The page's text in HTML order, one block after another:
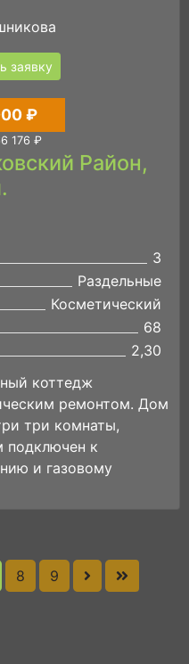
заявку
₽
176 ₽
Район,
3
Раздельные
Косметический
68
2,30
коттедж
ремонтом. Дом
три комнаты,
подключен к
и газовому
8 9